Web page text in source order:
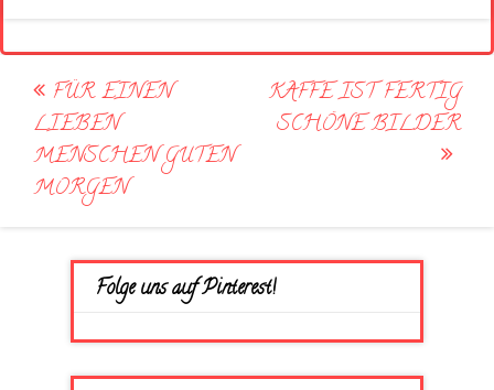
Post
navigation
FÜR EINEN
LIEBEN
MENSCHEN GUTEN
MORGEN
KAFFE IST FERTIG
SCHÖNE BILDER
Folge uns auf Pinterest!